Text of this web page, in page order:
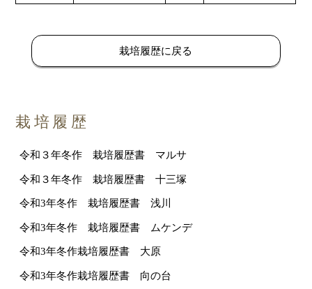
栽培履歴に戻る
栽培履歴
令和３年冬作 栽培履歴書 マルサ
令和３年冬作 栽培履歴書 十三塚
令和3年冬作 栽培履歴書 浅川
令和3年冬作 栽培履歴書 ムケンデ
令和3年冬作栽培履歴書 大原
令和3年冬作栽培履歴書 向の台